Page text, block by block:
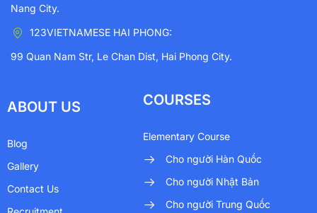
Nang City.
123VIETNAMESE HAI PHONG:
99 Quan Nam Str, Le Chan Dist, Hai Phong City.
ABOUT US
Blog
Gallery
Contact Us
COURSES
Elementary Course
Cho người Hàn Quốc
Cho người Nhật Bản
Cho người Trung Quốc